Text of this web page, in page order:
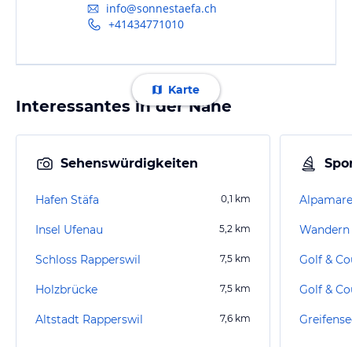
info@sonnestaefa.ch
+41434771010
Karte
Interessantes in der Nähe
Sehenswürdigkeiten
Hafen Stäfa 0,1 km
Insel Ufenau 5,2 km
Schloss Rapperswil 7,5 km
Holzbrücke 7,5 km
Altstadt Rapperswil 7,6 km
Alpamare
Golf &